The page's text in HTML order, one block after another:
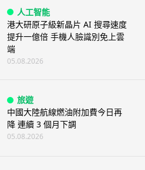
人工智能
港大研原子級新晶片 AI 搜尋速度
提升一億倍 手機人臉識別免上雲
端
05.08.2026
旅遊
中國大陸航線燃油附加費今日再
降 連續 3 個月下調
05.08.2026